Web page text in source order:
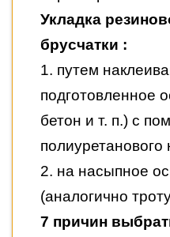
Укладка
брусчатки :
1. путем
подготовленное
бетон и т. п.) с
полиуретанового
2. на насыпное
(аналогично
7 причин